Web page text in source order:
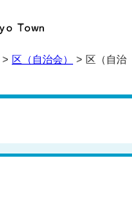
> 区（自治会）
> 区（自治